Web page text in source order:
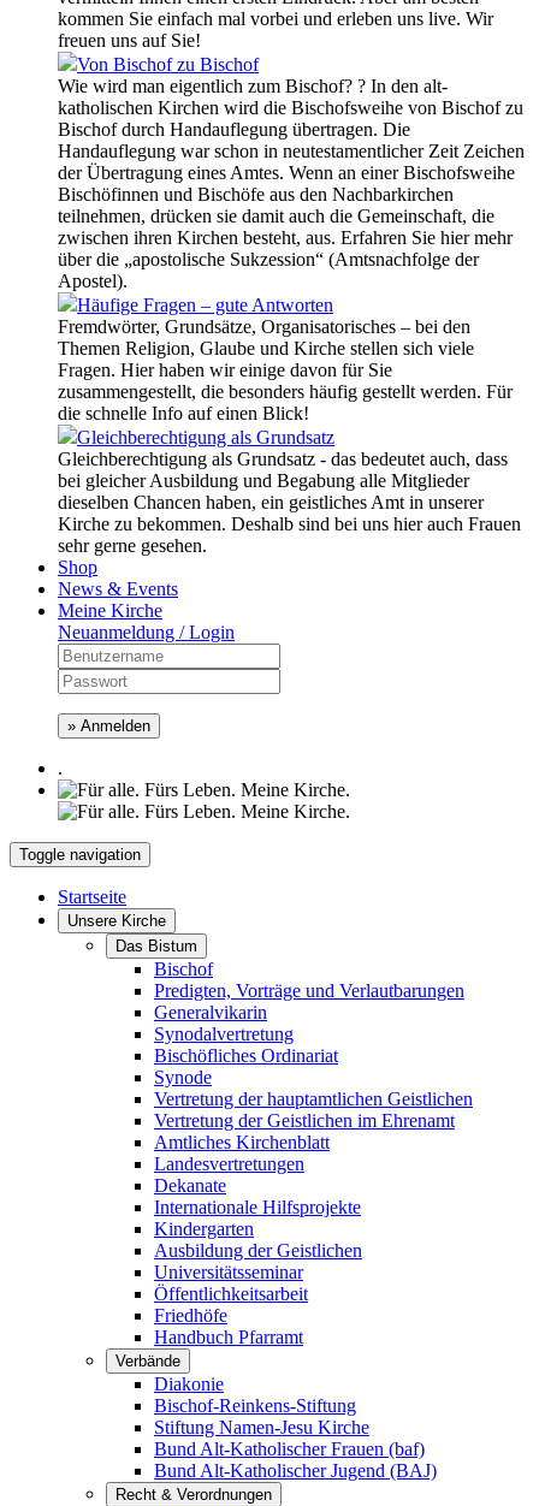
kommen Sie einfach mal vorbei und erleben uns live. Wir
freuen uns auf Sie!
Von Bischof zu Bischof
Wie wird man eigentlich zum Bischof? ? In den alt-
katholischen Kirchen wird die Bischofsweihe von Bischof zu
Bischof durch Handauflegung übertragen. Die
Handauflegung war schon in neutestamentlicher Zeit Zeichen
der Übertragung eines Amtes. Wenn an einer Bischofsweihe
Bischöfinnen und Bischöfe aus den Nachbarkirchen
teilnehmen, drücken sie damit auch die Gemeinschaft, die
zwischen ihren Kirchen besteht, aus. Erfahren Sie hier mehr
über die „apostolische Sukzession“ (Amtsnachfolge der
Apostel).
Häufige Fragen – gute Antworten
Fremdwörter, Grundsätze, Organisatorisches – bei den
Themen Religion, Glaube und Kirche stellen sich viele
Fragen. Hier haben wir einige davon für Sie
zusammengestellt, die besonders häufig gestellt werden. Für
die schnelle Info auf einen Blick!
Gleichberechtigung als Grundsatz
Gleichberechtigung als Grundsatz - das bedeutet auch, dass
bei gleicher Ausbildung und Begabung alle Mitglieder
dieselben Chancen haben, ein geistliches Amt in unserer
Kirche zu bekommen. Deshalb sind bei uns hier auch Frauen
sehr gerne gesehen.
Shop
News & Events
Meine Kirche
Neuanmeldung / Login
» Anmelden
.
Toggle navigation
Startseite
Unsere Kirche
Das Bistum
Bischof
Predigten, Vorträge und Verlautbarungen
Generalvikarin
Synodalvertretung
Bischöfliches Ordinariat
Synode
Vertretung der hauptamtlichen Geistlichen
Vertretung der Geistlichen im Ehrenamt
Amtliches Kirchenblatt
Landesvertretungen
Dekanate
Internationale Hilfsprojekte
Kindergarten
Ausbildung der Geistlichen
Universitätsseminar
Öffentlichkeitsarbeit
Friedhöfe
Handbuch Pfarramt
Verbände
Diakonie
Bischof-Reinkens-Stiftung
Stiftung Namen-Jesu Kirche
Bund Alt-Katholischer Frauen (baf)
Bund Alt-Katholischer Jugend (BAJ)
Recht & Verordnungen